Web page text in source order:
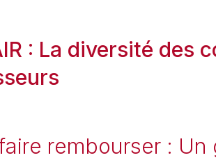
: La diversité des
rembourser : Un